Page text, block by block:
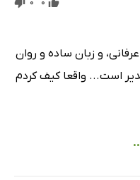
و زبان ساده و روان
است... واقعا کیف کردم